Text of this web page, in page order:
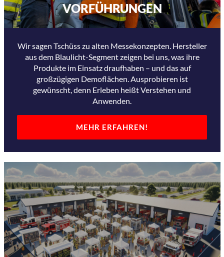
VORFÜHRUNGEN
Wir sagen Tschüss zu alten Messekonzepten. Hersteller
aus dem Blaulicht-Segment zeigen bei uns, was ihre
Produkte im Einsatz draufhaben – und das auf
großzügigen Demoflächen. Ausprobieren ist
gewünscht, denn Erleben heißt Verstehen und
Anwenden.
MEHR ERFAHREN!